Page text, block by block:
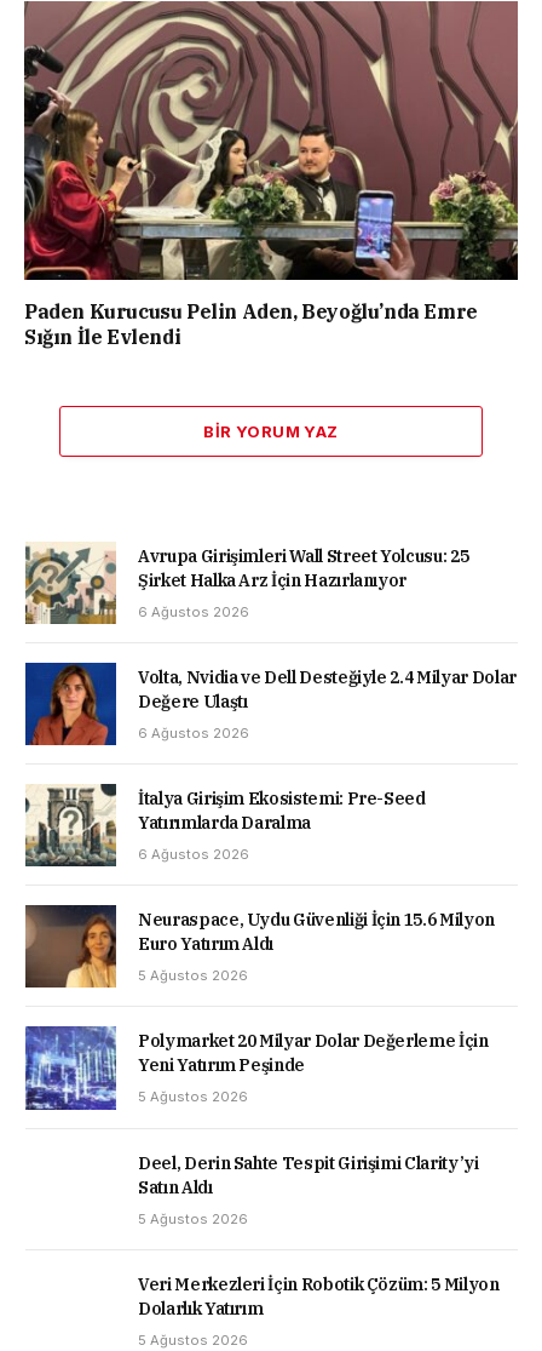
Paden Kurucusu Pelin Aden, Beyoğlu’nda Emre
Sığın İle Evlendi
BIR YORUM YAZ
Avrupa Girişimleri Wall Street Yolcusu: 25
Şirket Halka Arz İçin Hazırlanıyor
6 Ağustos 2026
Volta, Nvidia ve Dell Desteğiyle 2.4 Milyar Dolar
Değere Ulaştı
6 Ağustos 2026
İtalya Girişim Ekosistemi: Pre-Seed
Yatırımlarda Daralma
6 Ağustos 2026
Neuraspace, Uydu Güvenliği İçin 15.6 Milyon
Euro Yatırım Aldı
5 Ağustos 2026
Polymarket 20 Milyar Dolar Değerleme İçin
Yeni Yatırım Peşinde
5 Ağustos 2026
Deel, Derin Sahte Tespit Girişimi Clarity’yi
Satın Aldı
5 Ağustos 2026
Veri Merkezleri İçin Robotik Çözüm: 5 Milyon
Dolarlık Yatırım
5 Ağustos 2026